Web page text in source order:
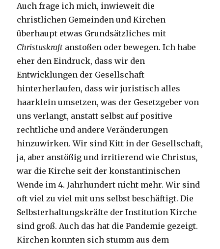
Auch frage ich mich, inwieweit die
christlichen Gemeinden und Kirchen
überhaupt etwas Grundsätzliches mit
Christuskraft anstoßen oder bewegen. Ich habe
eher den Eindruck, dass wir den
Entwicklungen der Gesellschaft
hinterherlaufen, dass wir juristisch alles
haarklein umsetzen, was der Gesetzgeber von
uns verlangt, anstatt selbst auf positive
rechtliche und andere Veränderungen
hinzuwirken. Wir sind Kitt in der Gesellschaft,
ja, aber anstößig und irritierend wie Christus,
war die Kirche seit der konstantinischen
Wende im 4. Jahrhundert nicht mehr. Wir sind
oft viel zu viel mit uns selbst beschäftigt. Die
Selbsterhaltungskräfte der Institution Kirche
sind groß. Auch das hat die Pandemie gezeigt.
Kirchen konnten sich stumm aus dem